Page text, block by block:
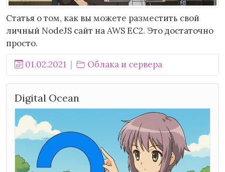
Статья о том, как вы можете разместить свой
личный NodeJS сайт на AWS EC2. Это достаточно
просто.
01.02.2021
Облака и сервера
Digital Ocean